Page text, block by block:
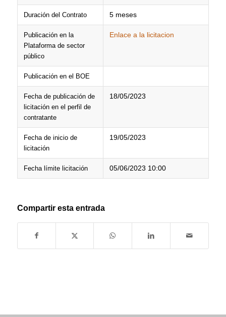
Duración del Contrato 5 meses
Publicación en la
Plataforma de sector
público
Enlace a la licitacion
Publicación en el BOE
Fecha de publicación de
licitación en el perfil de
contratante
18/05/2023
Fecha de inicio de
licitación
19/05/2023
Fecha límite licitación 05/06/2023 10:00
Compartir esta entrada